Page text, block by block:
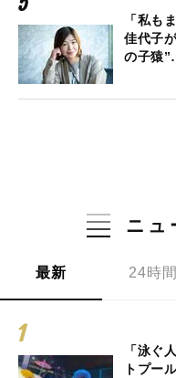
「私も
佳代子
の子猿
ニュ
最新 24時間
「泳ぐ
トプー